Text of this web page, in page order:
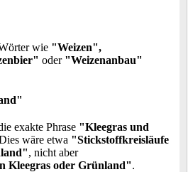
wie "Weizen",
oder "Weizenanbau"
exakte Phrase "Kleegras und
wäre etwa "Stickstoffkreisläufe
, nicht aber
Kleegras oder Grünland".